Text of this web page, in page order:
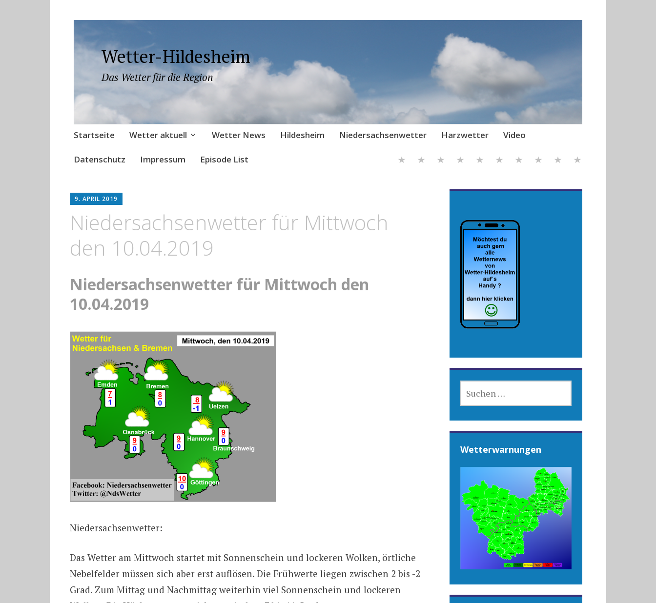
Wetter-Hildesheim
Das Wetter für die Region
Zum
springen
Startseite Wetter aktuell Wetter News Hildesheim Niedersachsenwetter Harzwetter Video
Datenschutz Impressum Episode List
9. APRIL 2019
Niedersachsenwetter für Mittwoch
den 10.04.2019
Niedersachsenwetter für Mittwoch den
10.04.2019
Niedersachsenwetter:
Das Wetter am Mittwoch startet mit Sonnenschein und lockeren Wolken, örtliche
Nebelfelder müssen sich aber erst auflösen. Die Frühwerte liegen zwischen 2 bis -2
Grad. Zum Mittag und Nachmittag weiterhin viel Sonnenschein und lockeren
NACH:
Wetterwarnungen